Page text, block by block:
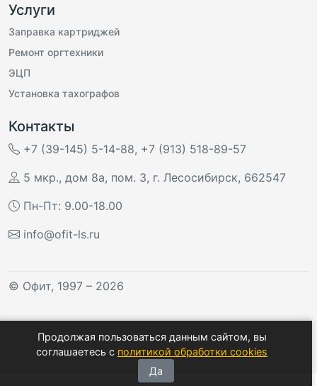
Продолжая пользоваться данным сайтом, вы
соглашаетесь с политикой обработки cookies
Да
Услуги
Заправка картриджей
Ремонт оргтехники
ЭЦП
Установка тахографов
Контакты
+7 (39-145) 5-14-88, +7 (913) 518-89-57
5 мкр., дом 8а, пом. 3, г. Лесосибирск, 662547
Пн-Пт: 9.00-18.00
info@ofit-ls.ru
© Офит, 1997 – 2026